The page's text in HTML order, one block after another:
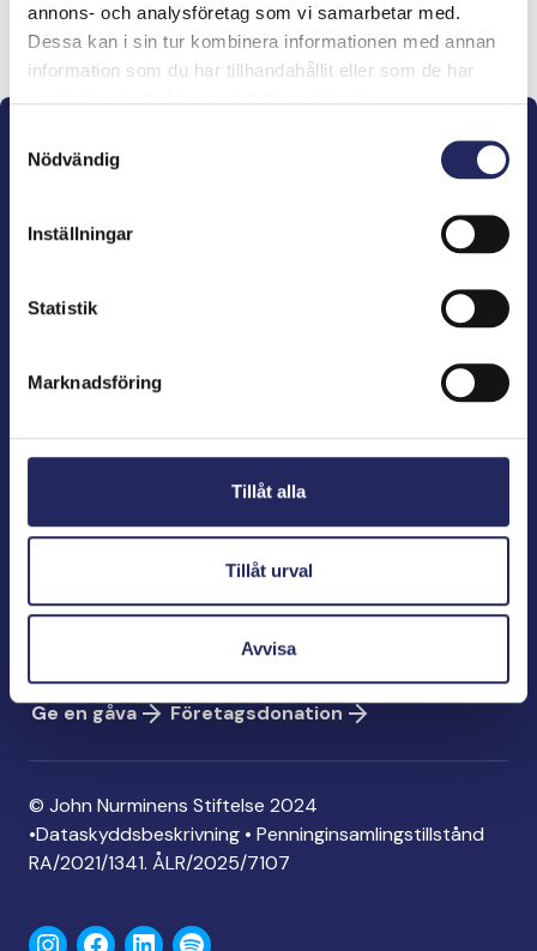
annons- och analysföretag som vi samarbetar med.
Dessa kan i sin tur kombinera informationen med annan
information som du har tillhandahållit eller som de har
Nödvändig
Inställningar
Statistik
Marknadsföring
Tillåt alla
Tillåt urval
Avvisa
Lahjoita ja liity tähän tiimiin
kulturens väktare och utgivare av marin litteratur.
Bölegatan 2
00240 Helsingfors
Kontaktinformation
Ge en gåva
Ge en gåva
Företagsdonation
© John Nurminens Stiftelse 2024
•Dataskyddsbeskrivning • Penninginsamlingstillstånd
RA/2021/1341. ÅLR/2025/7107